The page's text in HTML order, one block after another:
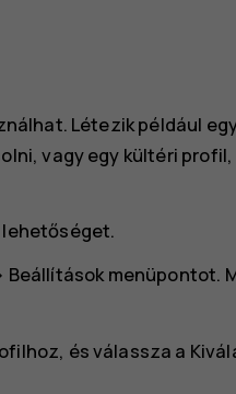
Létezik például
vagy egy kültéri
lehetőséget.
Beállításokmenüpontot.
és válassza a